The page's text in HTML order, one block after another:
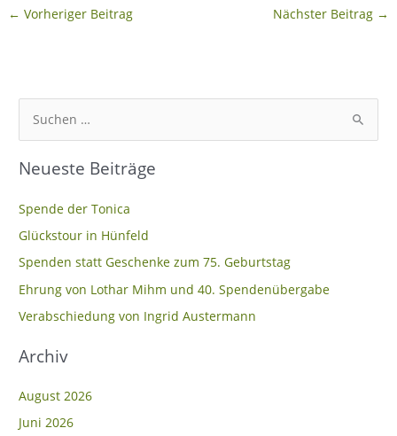
← Vorheriger Beitrag Nächster Beitrag →
u
c
e
n
n
a
c
:
Neueste Beiträge
Spende der Tonica
Glückstour in Hünfeld
Spenden statt Geschenke zum 75. Geburtstag
Ehrung von Lothar Mihm und 40. Spendenübergabe
Verabschiedung von Ingrid Austermann
Archiv
August 2026
Juni 2026